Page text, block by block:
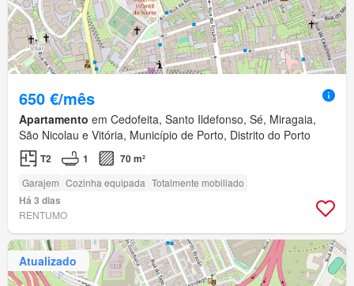
650 €/mês
Apartamento em Cedofeita, Santo Ildefonso, Sé, Miragaia,
São Nicolau e Vitória, Município de Porto, Distrito do Porto
T2 1 70 m²
Garajem Cozinha equipada Totalmente mobiliado
Há 3 dias
RENTUMO
Atualizado